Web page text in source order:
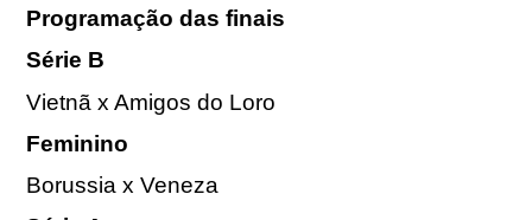
Programação das finais
Série B
Vietnã x Amigos do Loro
Feminino
Borussia x Veneza